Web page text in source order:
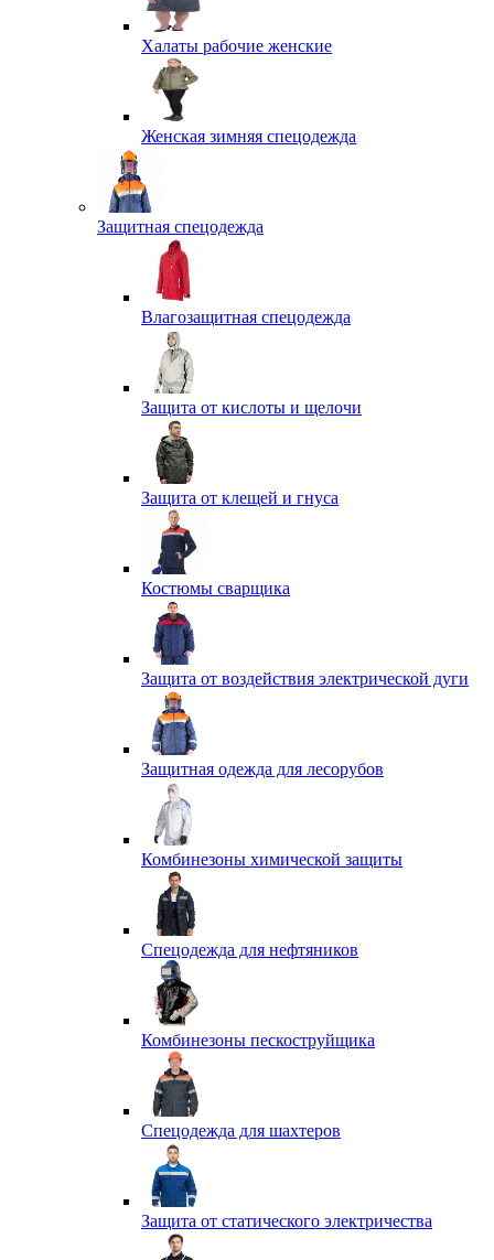
Халаты рабочие женские
Женская зимняя спецодежда
Защитная спецодежда
Влагозащитная спецодежда
Защита от кислоты и щелочи
Защита от клещей и гнуса
Костюмы сварщика
Защита от воздействия электрической дуги
Защитная одежда для лесорубов
Комбинезоны химической защиты
Спецодежда для нефтяников
Комбинезоны пескоструйщика
Спецодежда для шахтеров
Защита от статического электричества